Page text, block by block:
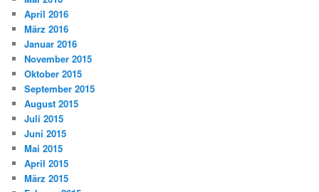
April 2016
März 2016
Januar 2016
November 2015
Oktober 2015
September 2015
August 2015
Juli 2015
Juni 2015
Mai 2015
April 2015
März 2015